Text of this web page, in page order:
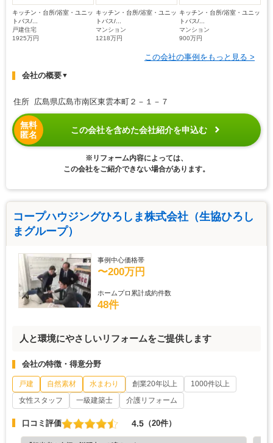
キッチン・台所/浴室・ユニッ
トバス/...
戸建住宅
1925万円
キッチン・台所/浴室・ユニッ
トバス/...
マンション
1218万円
キッチン・台所/浴室・ユニッ
トバス/...
マンション
900万円
この会社の事例をもっと見る >
会社の概要▼
住所 広島県広島市南区東雲本町２－１－７
無料
匿名
この会社を含めた会社紹介を申込む
※リフォーム内容によっては、
この会社をご紹介できない場合があります。
コープハウジングひろしま株式会社（生協ひろし
まグループ）
事例中心価格帯
〜200万円
ホームプロ累計成約件数
48件
人と環境にやさしいリフォームをご提供します
会社の特徴・得意分野
戸建 自然素材 水まわり 創業20年以上
1000件以上
女性スタッフ
一級建築士 介護リフォーム
口コミ評価 4.5 （20件）